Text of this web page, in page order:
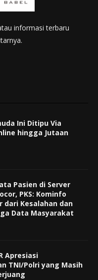
informasi terbaru
Ini Ditipu Via
hingga Jutaan
Pasien di Server
PKS: Kominfo
dari Kesalahan dan
Data Masyarakat
Apresiasi
TNI/Polri yang Masih